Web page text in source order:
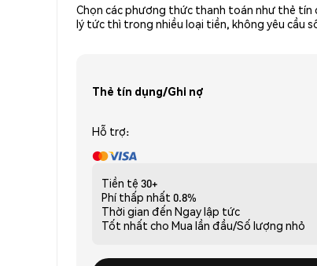
Chọn các phương thức thanh toán như thẻ tín
lý tức thì trong nhiều loại tiền, không yêu cầu
Thẻ tín dụng/Ghi nợ
Hỗ trợ:
Tiền tệ 30+
Phí thấp nhất 0.8%
Thời gian đến Ngay lập tức
Tốt nhất cho Mua lần đầu/Số lượng nhỏ